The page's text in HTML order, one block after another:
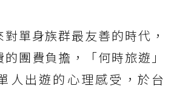
單身族群最友善的時代，
團費負擔，「何時旅遊」
人出遊的心理感受，於台